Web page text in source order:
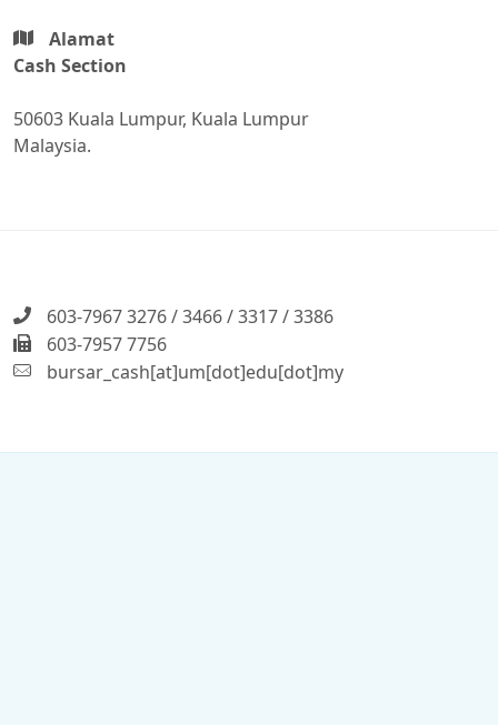
Alamat
Cash Section
50603 Kuala Lumpur, Kuala Lumpur
Malaysia.
603-7967 3276 / 3466 / 3317 / 3386
603-7957 7756
bursar_cash[at]um[dot]edu[dot]my